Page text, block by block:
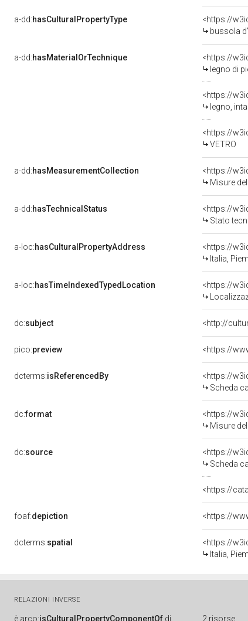
a-dd:hasCulturalPropertyType
<https://
bussola
a-dd:hasMaterialOrTechnique
<https://
legno di
<https://
legno,
<https://
VETRO
a-dd:hasMeasurementCollection
<https://
Misure
a-dd:hasTechnicalStatus
<https://
Stato
a-loc:hasCulturalPropertyAddress
<https://
Italia,
a-loc:hasTimeIndexedTypedLocation
<https://
dc:subject <http://
pico:preview <https://
dcterms:isReferencedBy
<https://
Scheda
dc:format
<https://
Misure
dc:source
<https://
Scheda
<https://
foaf:depiction <https://
dcterms:spatial
<https://
Italia,
RELAZIONI INVERSE
è arco:isCulturalPropertyComponentOf di 2 risorse